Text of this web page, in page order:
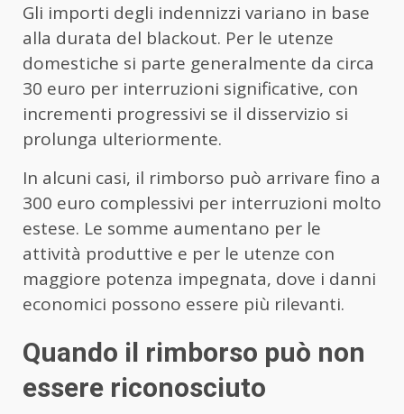
Gli importi degli indennizzi variano in base
alla durata del blackout. Per le utenze
domestiche si parte generalmente da circa
30 euro per interruzioni significative, con
incrementi progressivi se il disservizio si
prolunga ulteriormente.
In alcuni casi, il rimborso può arrivare fino a
300 euro complessivi per interruzioni molto
estese. Le somme aumentano per le
attività produttive e per le utenze con
maggiore potenza impegnata, dove i danni
economici possono essere più rilevanti.
Quando il rimborso può non
essere riconosciuto